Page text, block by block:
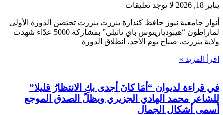
يناير 18, 2026 لا توجد تعليقات
أنوار جامعية نيوز حافظ كندارة بنزرت بنزرت تحتضن الدورة الأولى
لماراطون “هيبودياريتوس باي ناتيلي” بمشاركة 5000 عدّاء شهدت
ولاية بنزرت، صباح يوم الأحد، انطلاق الدورة
اقرأ المزيد »
في قراءة لديوان “أمَا كانَ أجدى بكِ الانتظارُ قليلا”
للشاعر محمد الهادي الجزيري ويظلّ الصدق الموجع
أسمى أشكال الجمال